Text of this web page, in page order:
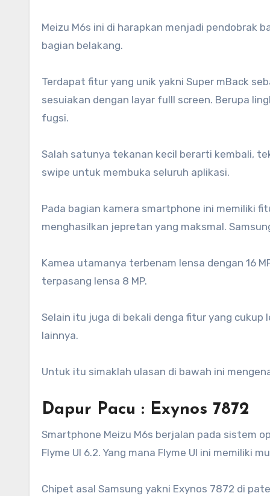
Meizu M6s ini di harapkan menjadi pendobrak
bagian belakang.
Terdapat fitur yang unik yakni Super mBack
sesuiakan dengan layar fulll screen. Berupa
fugsi.
Salah satunya tekanan kecil berarti kembali,
swipe untuk membuka seluruh aplikasi.
Pada bagian kamera smartphone ini memiliki
menghasilkan jepretan yang maksmal.
Kamea utamanya terbenam lensa dengan 16
terpasang lensa 8 MP.
Selain itu juga di bekali denga fitur yang cukup
lainnya.
Untuk itu simaklah ulasan di bawah ini
Dapur Pacu : Exynos 7872
Smartphone Meizu M6s berjalan pada sistem
Flyme UI 6.2. Yang mana Flyme UI ini memiliki
Chipet asal Samsung yakni Exynos 7872 di